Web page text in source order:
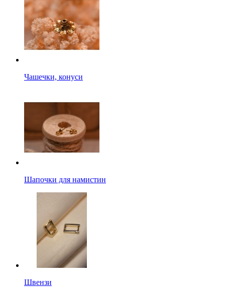
Чашечки, конуси
Шапочки для намистин
Швензи